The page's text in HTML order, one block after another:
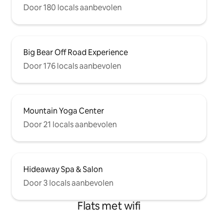
Door 180 locals aanbevolen
Big Bear Off Road Experience
Door 176 locals aanbevolen
Mountain Yoga Center
Door 21 locals aanbevolen
Hideaway Spa & Salon
Door 3 locals aanbevolen
Flats met wifi